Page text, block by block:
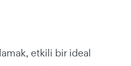
etkili bir ideal